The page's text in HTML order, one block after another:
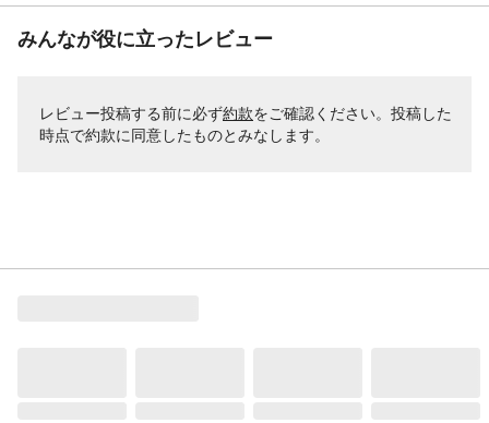
みんなが役に立ったレビュー
レビュー投稿する前に必ず約款をご確認ください。投稿した
時点で約款に同意したものとみなします。